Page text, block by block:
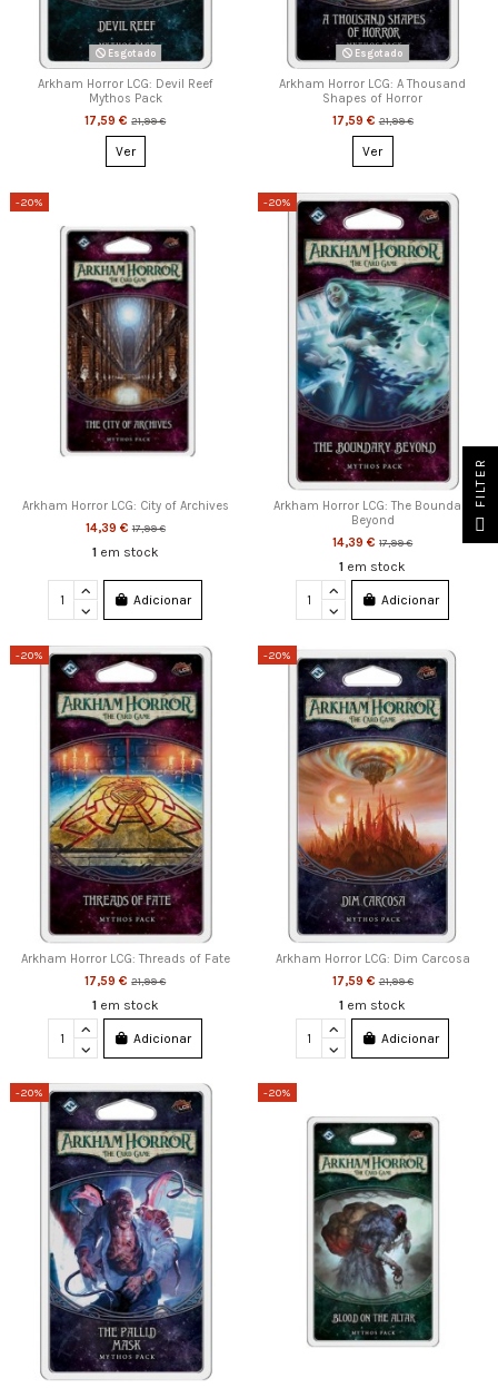
Esgotado
Arkham Horror LCG: Devil Reef
Mythos Pack
17,59 €21,99 €
Ver
Esgotado
Arkham Horror LCG: A Thousand
Shapes of Horror
17,59 €21,99 €
Ver
-20%
Arkham Horror LCG: City of Archives
14,39 €17,99 €
1 em stock
Adicionar
-20%
Arkham Horror LCG: The Boundary
Beyond
14,39 €17,99 €
1 em stock
Adicionar
-20%
Arkham Horror LCG: Threads of Fate
17,59 €21,99 €
1 em stock
Adicionar
-20%
Arkham Horror LCG: Dim Carcosa
17,59 €21,99 €
1 em stock
Adicionar
-20% -20%
FILTER